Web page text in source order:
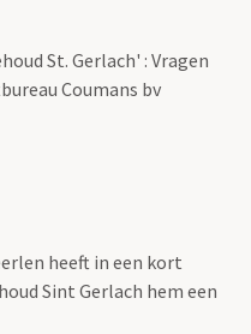
St. Gerlach' : Vragen
Coumans bv
heeft in een kort
Sint Gerlach hem een